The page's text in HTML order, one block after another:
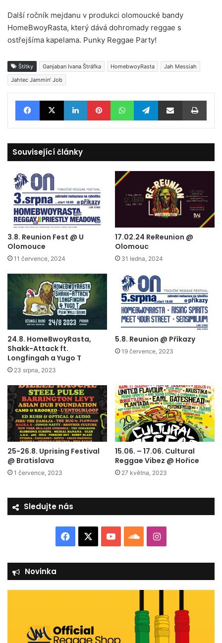
Další ročník mejdanu v produkci olomoucké bandy
HomeBwoyRasta, který dává dohromady reggae s
ostřejšíma kapelama. Punky Reggae Party!
Štítky Ganjaban Ivana Štráfka HomebwoyRasta
Jah Messiah
Jahtec Jammin’ Job
Facebook X LinkedIn Pinterest WhatsApp Telegram Sdílet e-mailem
Související články
3.8. Reunion Fest @ U
Olomouce
11 července, 2024
17.02.24 ReReunion @
Olomouc
31 ledna, 2024
24.8. HomeBwoyRasta,
Shakk-Attack ft.
Longfingah a Yugo T
23 srpna, 2023
5.8. Reunion @ Příkazy
19 července, 2023
25-26.8. Uprising Festival
@ Bratislava
1 července, 2023
15.06. – 17.06. Cultural
Reggae Vibez @ Hořice
27 května, 2023
Sledujte nás
o
b
S
d
C
I
a
g
Novinka